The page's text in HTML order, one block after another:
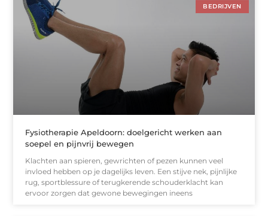
BEDRIJVEN
Fysiotherapie Apeldoorn: doelgericht werken aan
soepel en pijnvrij bewegen
Klachten aan spieren, gewrichten of pezen kunnen veel
invloed hebben op je dagelijks leven. Een stijve nek, pijnlijke
rug, sportblessure of terugkerende schouderklacht kan
ervoor zorgen dat gewone bewegingen ineens